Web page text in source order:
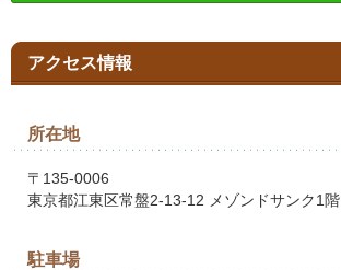
アクセス情報
所在地
〒135-0006
東京都江東区常盤2-13-12 メゾンドサンク1階
駐車場